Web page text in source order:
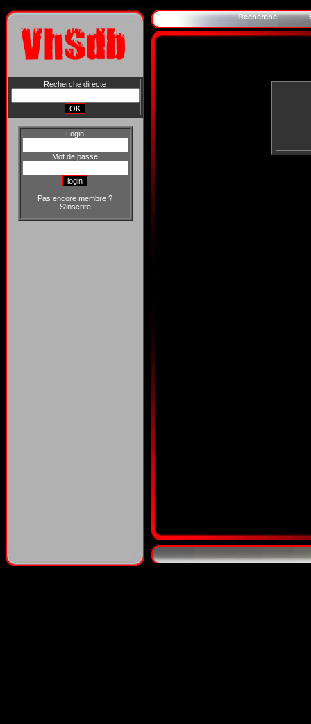
Recherche directe
Login
Mot de passe
Pas encore membre ?
S'inscrire
Recherche